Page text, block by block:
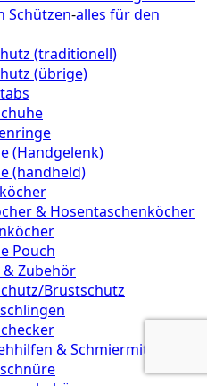
Schützen-alles für den
(traditionell)
(übrige)
(Handgelenk)
(handheld)
& Hosentaschenköcher
Pouch
Zubehör
Brustschutz
& Schmiermittel